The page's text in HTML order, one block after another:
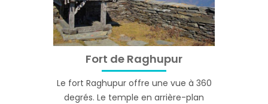
Fort de Raghupur
Le fort Raghupur offre une vue à 360
degrés. Le temple en arrière-plan